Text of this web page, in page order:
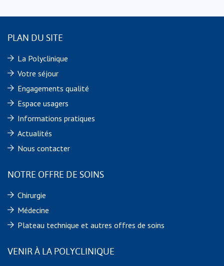
PLAN DU SITE
La Polyclinique
Votre séjour
Engagements qualité
Espace usagers
Informations pratiques
Actualités
Nous contacter
NOTRE OFFRE DE SOINS
Chirurgie
Médecine
Plateau technique et autres offres de soins
VENIR À LA POLYCLINIQUE